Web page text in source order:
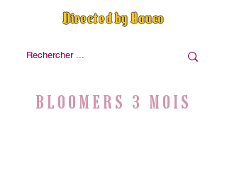
Directed by Nauco
BLOOMERS 3 MOIS